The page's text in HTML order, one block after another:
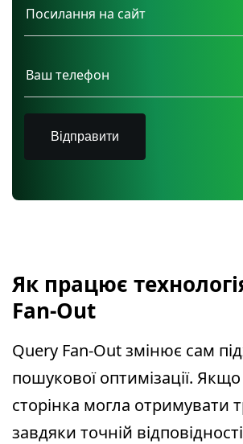
Відправити
Як працює
Fan-Out
Query Fan-Out змінює сам
пошукової оптимізації.
сторінка могла отримувати
завдяки точній відповідності